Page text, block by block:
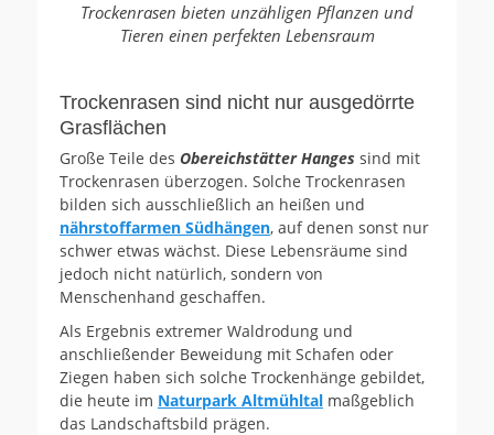
Trockenrasen bieten unzähligen Pflanzen und
Tieren einen perfekten Lebensraum
Trockenrasen sind nicht nur ausgedörrte
Grasflächen
Große Teile des Obereichstätter Hanges sind mit
Trockenrasen überzogen. Solche Trockenrasen
bilden sich ausschließlich an heißen und
nährstoffarmen Südhängen, auf denen sonst nur
schwer etwas wächst. Diese Lebensräume sind
jedoch nicht natürlich, sondern von
Menschenhand geschaffen.
Als Ergebnis extremer Waldrodung und
anschließender Beweidung mit Schafen oder
Ziegen haben sich solche Trockenhänge gebildet,
die heute im Naturpark Altmühltal maßgeblich
das Landschaftsbild prägen.